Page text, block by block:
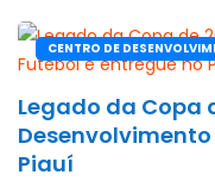
CENTRO DE
Legado da Copa
Piauí